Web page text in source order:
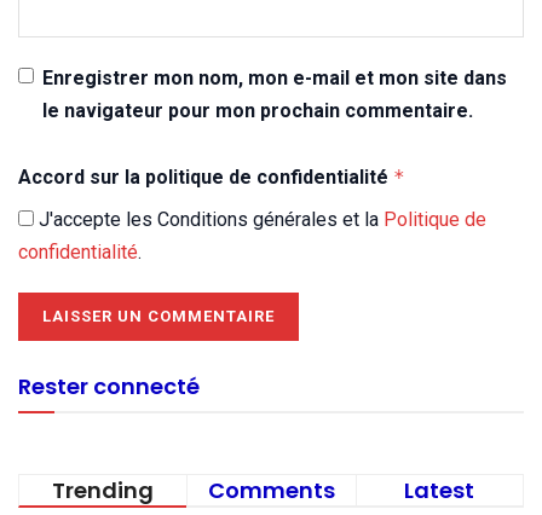
Enregistrer mon nom, mon e-mail et mon site dans
le navigateur pour mon prochain commentaire.
Accord sur la politique de confidentialité *
J'accepte les Conditions générales et la Politique de
confidentialité.
Rester connecté
Trending Comments Latest